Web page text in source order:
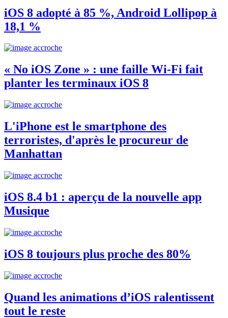
iOS 8 adopté à 85 %, Android Lollipop à
18,1 %
« No iOS Zone » : une faille Wi-Fi fait
planter les terminaux iOS 8
L'iPhone est le smartphone des
terroristes, d'après le procureur de
Manhattan
iOS 8.4 b1 : aperçu de la nouvelle app
Musique
iOS 8 toujours plus proche des 80%
Quand les animations d’iOS ralentissent
tout le reste